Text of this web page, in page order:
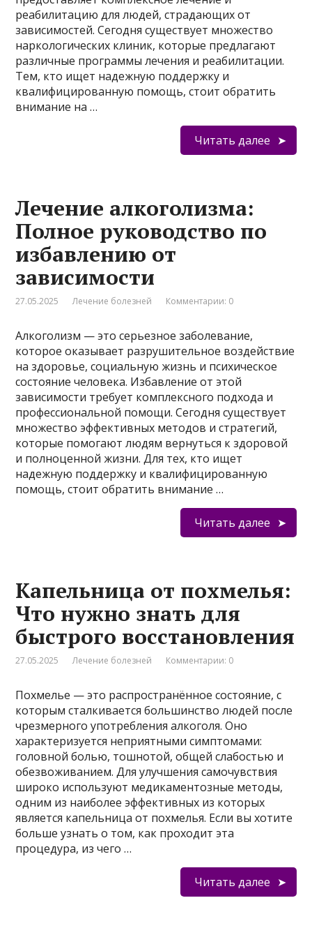
реабилитацию для людей, страдающих от
зависимостей. Сегодня существует множество
наркологических клиник, которые предлагают
различные программы лечения и реабилитации.
Тем, кто ищет надежную поддержку и
квалифицированную помощь, стоит обратить
внимание на …
Читать далее
Лечение алкоголизма:
Полное руководство по
избавлению от
зависимости
27.05.2025 Лечение болезней Комментарии: 0
Алкоголизм — это серьезное заболевание,
которое оказывает разрушительное воздействие
на здоровье, социальную жизнь и психическое
состояние человека. Избавление от этой
зависимости требует комплексного подхода и
профессиональной помощи. Сегодня существует
множество эффективных методов и стратегий,
которые помогают людям вернуться к здоровой
и полноценной жизни. Для тех, кто ищет
надежную поддержку и квалифицированную
помощь, стоит обратить внимание …
Читать далее
Капельница от похмелья:
Что нужно знать для
быстрого восстановления
27.05.2025 Лечение болезней Комментарии: 0
Похмелье — это распространённое состояние, с
которым сталкивается большинство людей после
чрезмерного употребления алкоголя. Оно
характеризуется неприятными симптомами:
головной болью, тошнотой, общей слабостью и
обезвоживанием. Для улучшения самочувствия
широко используют медикаментозные методы,
одним из наиболее эффективных из которых
является капельница от похмелья. Если вы хотите
больше узнать о том, как проходит эта
процедура, из чего …
Читать далее